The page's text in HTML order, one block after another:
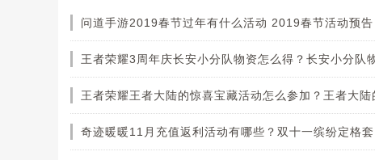
问道手游2019春节过年有什么活动 2019春节活动预告